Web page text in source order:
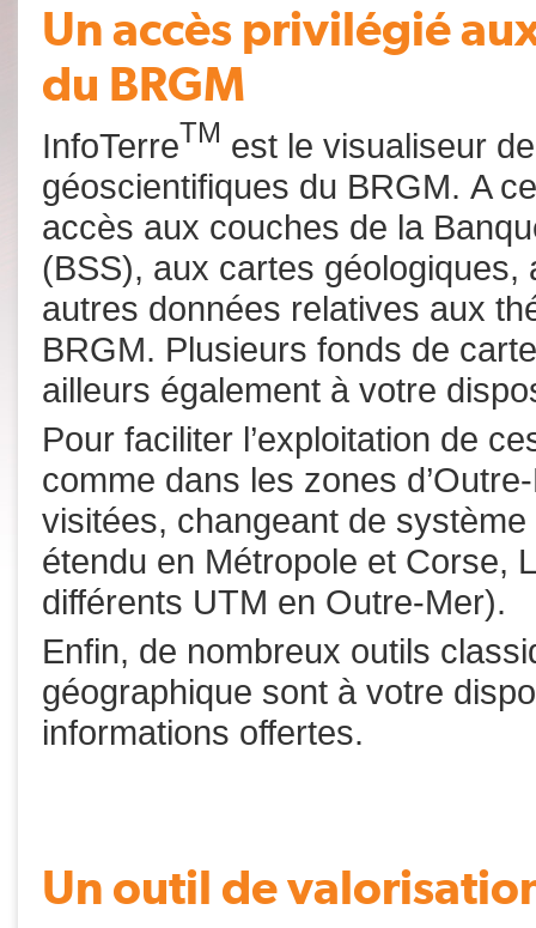
Un accès privilégié
du BRGM
InfoTerreTM est le visualiseur
géoscientifiques du BRGM. A
accès aux couches de la
(BSS), aux cartes géologiques,
autres données relatives aux
BRGM. Plusieurs fonds de
ailleurs également à votre
Pour faciliter l’exploitation de
comme dans les zones
visitées, changeant de
étendu en Métropole et Corse,
différents UTM en Outre-Mer).
Enfin, de nombreux outils
géographique sont à votre
informations offertes.
Un outil de